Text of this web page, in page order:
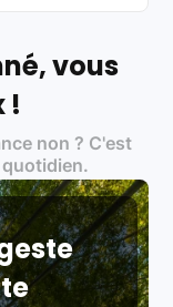
nos partenaires
(DEEE)
standards
en
et du
vous
!
non ? C'est